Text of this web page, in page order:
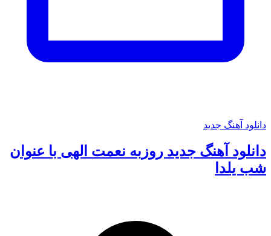
دانلود آهنگ جدید
دانلود آهنگ جدید روزبه نعمت الهی با عنوان
شب یلدا